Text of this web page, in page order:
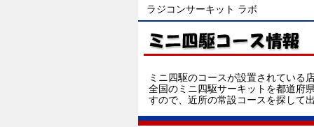
ラジコンサーキット ラボ
ミニ四駆のコースが設置されている
全国のミニ四駆サーキットを都道府
すので、近所の常設コースを探して